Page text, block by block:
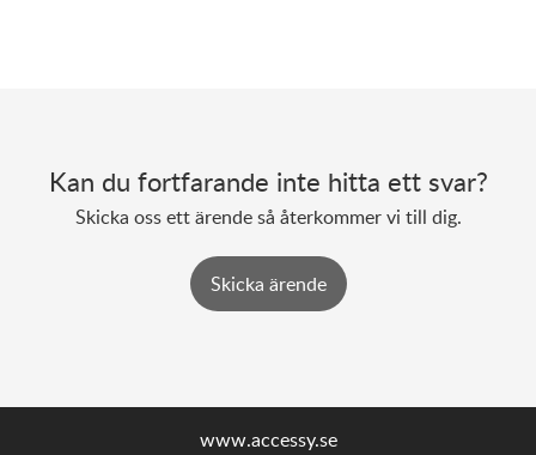
Kan du fortfarande inte hitta ett svar?
Skicka oss ett ärende så återkommer vi till dig.
Skicka ärende
www.accessy.se